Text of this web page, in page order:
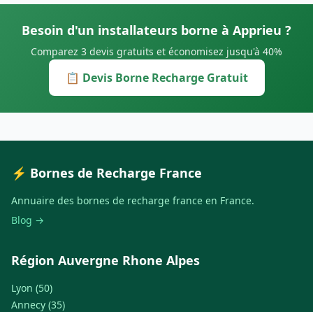
Besoin d'un installateurs borne à Apprieu ?
Comparez 3 devis gratuits et économisez jusqu'à 40%
📋 Devis Borne Recharge Gratuit
⚡ Bornes de Recharge France
Annuaire des bornes de recharge france en France.
Blog →
Région Auvergne Rhone Alpes
Lyon (50)
Annecy (35)